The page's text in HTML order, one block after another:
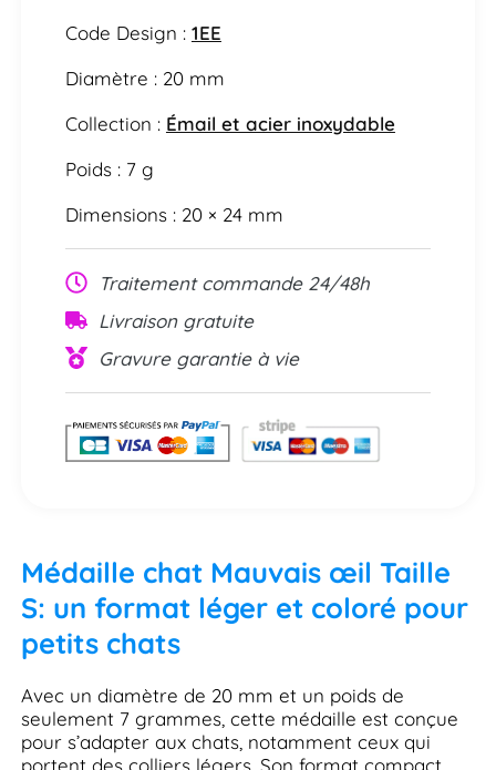
Code Design : 1EE
Diamètre : 20 mm
Collection : Émail et acier inoxydable
Poids : 7 g
Dimensions : 20 × 24 mm
Traitement commande 24/48h
Livraison gratuite
Gravure garantie à vie
Médaille chat Mauvais œil Taille
S: un format léger et coloré pour
petits chats
Avec un diamètre de 20 mm et un poids de
seulement 7 grammes, cette médaille est conçue
pour s’adapter aux chats, notamment ceux qui